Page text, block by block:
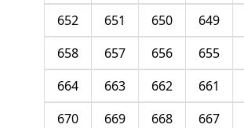
649
650
651
652
655
656
657
658
661
662
663
664
667
668
669
670